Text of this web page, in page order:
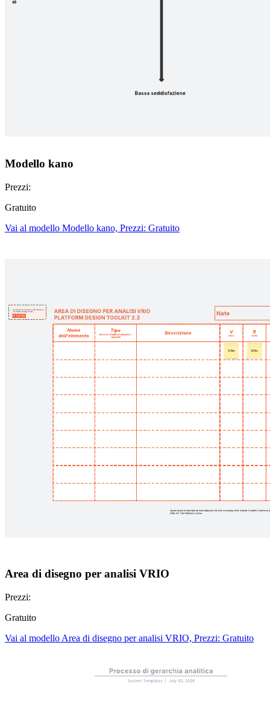
Modello kano
Prezzi:
Gratuito
Vai al modello Modello kano, Prezzi: Gratuito
Area di disegno per analisi VRIO
Prezzi:
Gratuito
Vai al modello Area di disegno per analisi VRIO, Prezzi: Gratuito